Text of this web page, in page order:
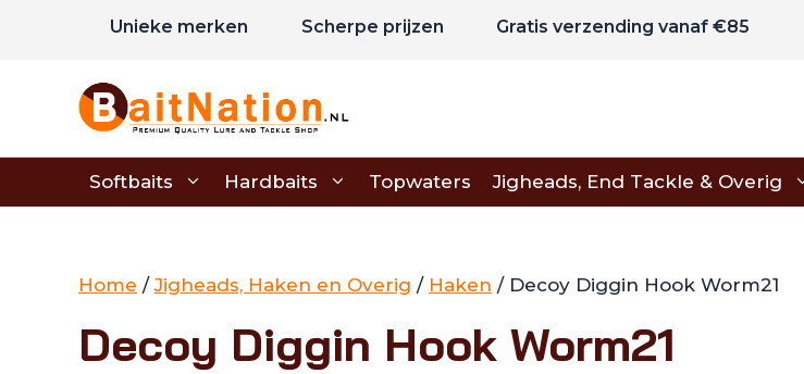
Unieke merken Scherpe prijzen Gratis verzending vanaf €85
Softbaits Hardbaits Topwaters Jigheads, End Tackle & Overig
Home /Jigheads, Haken en Overig / Haken / Decoy Diggin Hook Worm21
Decoy Diggin Hook Worm21